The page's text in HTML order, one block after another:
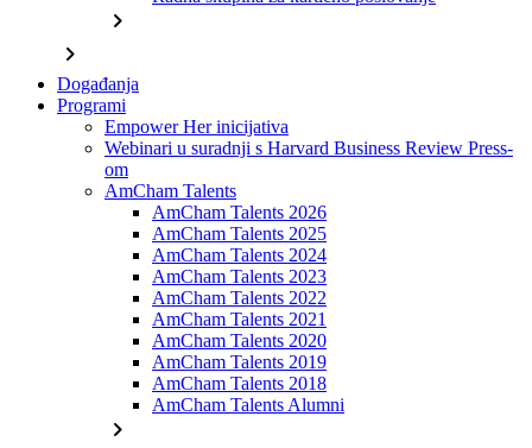
chevron_right
chevron_right
Događanja
Programi
Empower Her inicijativa
Webinari u suradnji s Harvard Business Review Press-
om
AmCham Talents
AmCham Talents 2026
AmCham Talents 2025
AmCham Talents 2024
AmCham Talents 2023
AmCham Talents 2022
AmCham Talents 2021
AmCham Talents 2020
AmCham Talents 2019
AmCham Talents 2018
AmCham Talents Alumni
chevron_right